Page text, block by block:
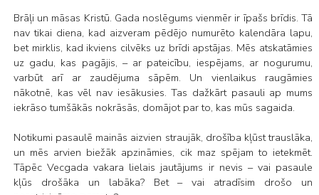
Brāļi un māsas Kristū. Gada noslēgums vienmēr ir īpašs brīdis. Tā
nav tikai diena, kad aizveram pēdējo numurēto kalendāra lapu,
bet mirklis, kad ikviens cilvēks uz brīdi apstājas. Mēs atskatāmies
uz gadu, kas pagājis, – ar pateicību, iespējams, ar nogurumu,
varbūt arī ar zaudējuma sāpēm. Un vienlaikus raugāmies
nākotnē, kas vēl nav iesākusies. Tas dažkārt pasauli ap mums
iekrāso tumšākās nokrāsās, domājot par to, kas mūs sagaida.
Notikumi pasaulē mainās aizvien straujāk, drošība kļūst trauslāka,
un mēs arvien biežāk apzināmies, cik maz spējam to ietekmēt.
Tāpēc Vecgada vakara lielais jautājums ir nevis – vai pasaule
kļūs drošāka un labāka? Bet – vai atradīsim drošo un